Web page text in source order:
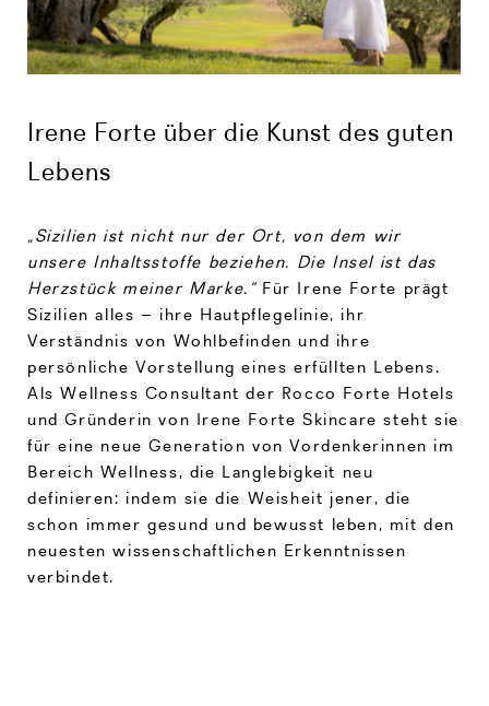
Irene Forte über die Kunst des guten
Lebens
„Sizilien ist nicht nur der Ort, von dem wir
unsere Inhaltsstoffe beziehen. Die Insel ist das
Herzstück meiner Marke.“ Für Irene Forte prägt
Sizilien alles – ihre Hautpflegelinie, ihr
Verständnis von Wohlbefinden und ihre
persönliche Vorstellung eines erfüllten Lebens.
Als Wellness Consultant der Rocco Forte Hotels
und Gründerin von Irene Forte Skincare steht sie
für eine neue Generation von Vordenkerinnen im
Bereich Wellness, die Langlebigkeit neu
definieren: indem sie die Weisheit jener, die
schon immer gesund und bewusst leben, mit den
neuesten wissenschaftlichen Erkenntnissen
verbindet.